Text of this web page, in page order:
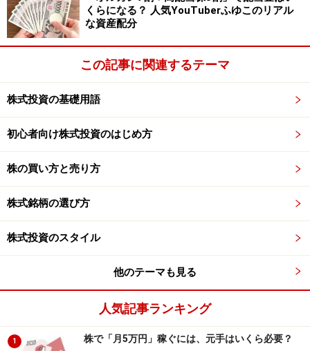
さらに、高齢化社会ということは、当然「多死」という
ことです。冒頭でご紹介したように、今後日本では、死
亡者＝遺影写真のユーザーは、右肩上がりに増加するで
国策での「健康長寿社会の実現」によって、亡くなる間
際まで健康な高齢者が増えれば、遺影を自分で決める人
する「遺影バンク」などのサービスを活用する人も増え
そうです。
日足チャート（出典：Yahoo!ファイナンス）
株価 848円（5月22日終値）
単元株数 100株
予想PER(単独) 10.1倍
くらになる？ 人気YouTuberふゆこのリアル
な資産配分
この記事に関連するテーマ
株式投資の基礎用語
初心者向け株式投資のはじめ方
株の買い方と売り方
株式銘柄の選び方
株式投資のスタイル
他のテーマも見る
人気記事ランキング
1 株で「月5万円」稼ぐには、元手はいくら必要？